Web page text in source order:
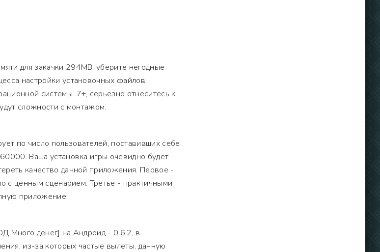
для закачки 294MB, уберите негодные
настройки установочных файлов.
системы. 7+, серьезно отнеситесь к
сложности с монтажом.
по число пользователей, поставивших себе
Ваша установка игры очевидно будет
качество данной приложения. Первое -
с ценным сценарием. Третье - практичными
приложение.
Много денег] на Андроид - 0.6.2, в
из-за которых частые вылеты. данную